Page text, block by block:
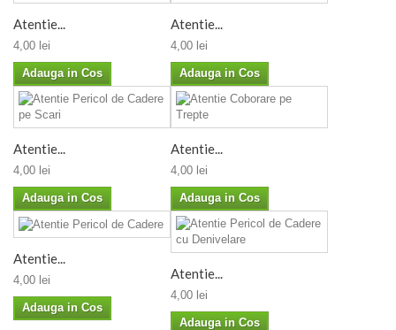
Atentie...
4,00 lei
Adauga in Cos
Atentie...
4,00 lei
Adauga in Cos
Atentie...
4,00 lei
Adauga in Cos
Atentie...
4,00 lei
Adauga in Cos
Atentie...
4,00 lei
Adauga in Cos
Atentie...
4,00 lei
Adauga in Cos